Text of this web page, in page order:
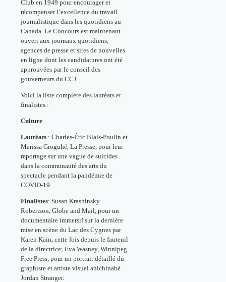
Club en 1949 pour encourager et
récompenser l’excellence du travail
journalistique dans les quotidiens au
Canada. Le Concours est maintenant
ouvert aux journaux quotidiens,
agences de presse et sites de nouvelles
en ligne dont les candidatures ont été
approuvées par le conseil des
gouverneurs du CCJ.
Voici la liste complète des lauréats et
finalistes :
Culture
Lauréats : Charles-Éric Blais-Poulin et
Marissa Groguhé, La Presse, pour leur
reportage sur une vague de suicides
dans la communauté des arts du
spectacle pendant la pandémie de
COVID-19.
Finalistes: Susan Krashinsky
Robertson, Globe and Mail, pour un
documentaire immersif sur la dernière
mise en scène du Lac des Cygnes par
Karen Kain, cette fois depuis le fauteuil
de la directrice; Eva Wasney, Winnipeg
Free Press, pour un portrait détaillé du
graphiste et artiste visuel anichinabé
Jordan Stranger.